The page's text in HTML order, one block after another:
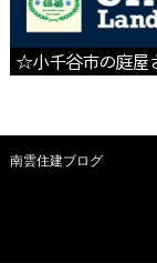
南雲住建ブログ